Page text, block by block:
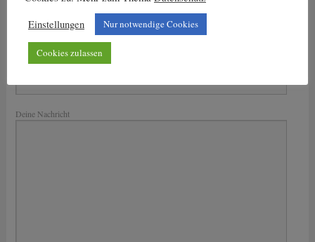
Nachricht an den Trainer
Dein Name
Deine Nachricht
Einstellungen
Nur notwendige Cookies
Cookies zulassen